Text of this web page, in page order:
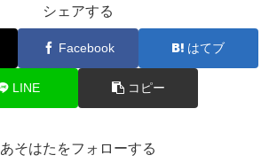
シェアする
Facebook はてブ
LINE コピー
あそはたをフォローする